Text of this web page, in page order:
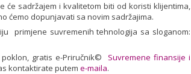
će sadržajem i kvalitetom biti od koristi klijentima,
ćemo dopunjavati sa novim sadržajima.
primjene suvremenih tehnologija sa sloganom:
gratis e-Priručnik© Suvremene finansije i
kontaktirate putem e-maila.